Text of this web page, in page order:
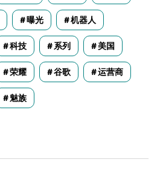
曝光 机器人
科技 系列 美国
荣耀 谷歌 运营商
魅族